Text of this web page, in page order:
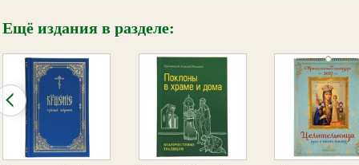
Ещё издания в разделе: